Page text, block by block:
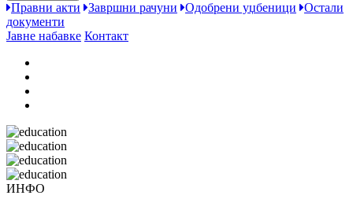
Правни акти Завршни рачуни Одобрени уџбеници
Остали
документи
Јавне набавке Контакт
ИНФО